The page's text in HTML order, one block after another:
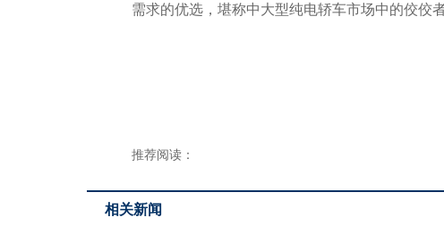
需求的优选，堪称中大型纯电轿车市场中的佼佼者
推荐阅读：
相关新闻